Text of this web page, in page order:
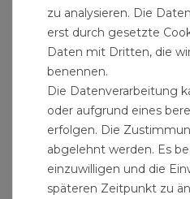
Klemmverbinder für
Lieferumfang: PE Rohr
25 mm x 1/2" Zoll
Passende PE-Rohre und
finden sie in unserem
zu analysieren. Die
erst durch gesetzte
Daten mit Dritten, die
benennen.
Die Datenverarbeitung
oder aufgrund eines
erfolgen. Die
abgelehnt werden. Es
einzuwilligen und die
späteren Zeitpunkt zu